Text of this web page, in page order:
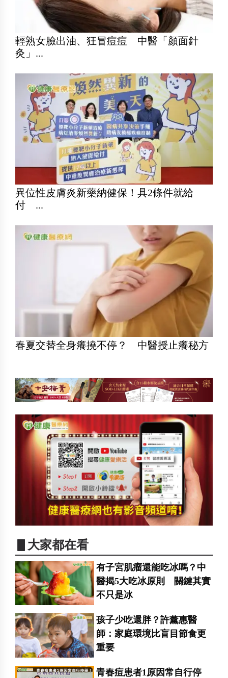
輕熟女臉出油、狂冒痘痘 中醫「顏面針
灸」...
異位性皮膚炎新藥納健保！具2條件就給
付 ...
春夏交替全身癢撓不停？ 中醫授止癢秘方
▋大家都在看
有子宮肌瘤還能吃冰嗎？中
醫揭5大吃冰原則 關鍵其實
不只是冰
孩子少吃還胖？許薰惠醫
師：家庭環境比盲目節食更
重要
青春痘患者1原因常自行停